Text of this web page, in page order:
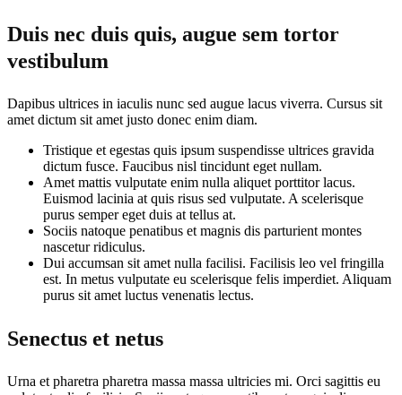
Duis nec duis quis, augue sem tortor
vestibulum
Dapibus ultrices in iaculis nunc sed augue lacus viverra. Cursus sit
amet dictum sit amet justo donec enim diam.
Tristique et egestas quis ipsum suspendisse ultrices gravida
dictum fusce. Faucibus nisl tincidunt eget nullam.
Amet mattis vulputate enim nulla aliquet porttitor lacus.
Euismod lacinia at quis risus sed vulputate. A scelerisque
purus semper eget duis at tellus at.
Sociis natoque penatibus et magnis dis parturient montes
nascetur ridiculus.
Dui accumsan sit amet nulla facilisi. Facilisis leo vel fringilla
est. In metus vulputate eu scelerisque felis imperdiet. Aliquam
purus sit amet luctus venenatis lectus.
Senectus et netus
Urna et pharetra pharetra massa massa ultricies mi. Orci sagittis eu